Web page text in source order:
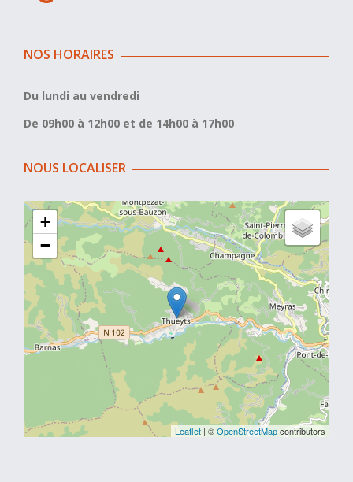
NOS HORAIRES
Du lundi au vendredi
De 09h00 à 12h00 et de 14h00 à 17h00
NOUS LOCALISER
+
−
Leaflet | ©OpenStreetMapcontributors